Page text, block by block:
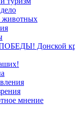
животных
ПОБЕДЫ! Донской
мнение